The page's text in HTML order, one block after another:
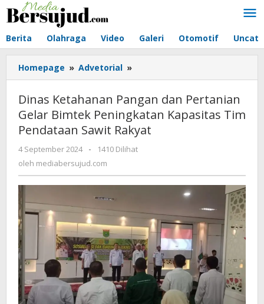
Lewati
Berita Olahraga Video Galeri Otomotif
Homepage » Advetorial »
Ketahanan
dan
Pertanian
Gelar
Peningkatan
Tim
Rakyat
Dinas Ketahanan Pangan dan Pertanian
Gelar Bimtek Peningkatan Kapasitas Tim
Pendataan Sawit Rakyat
4 September 2024
oleh
mediabersujud.com
-
1410 Dilihat
oleh mediabersujud.com